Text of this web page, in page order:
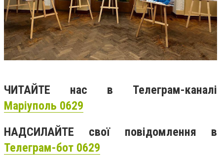
ЧИТАЙТЕ нас в Телеграм-каналі
Маріуполь 0629
НАДСИЛАЙТЕ свої повідомлення в
Телеграм-бот 0629